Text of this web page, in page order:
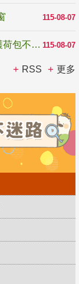
115-08-07
115-08-07
反詐騙宣導_防詐有道，霹靂布袋戲陪你守護荷包不受騙
RSS 更多